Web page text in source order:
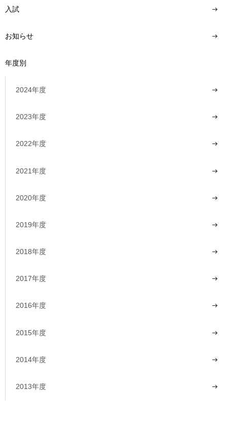
入試
お知らせ
年度別
2024年度
2023年度
2022年度
2021年度
2020年度
2019年度
2018年度
2017年度
2016年度
2015年度
2014年度
2013年度